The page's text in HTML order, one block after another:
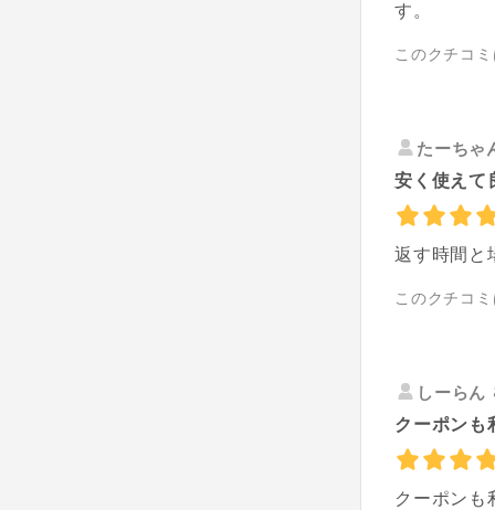
す。
このクチコ
たーちゃ
安く使えて
返す時間と
このクチコ
しーらん
クーポンも
クーポンも